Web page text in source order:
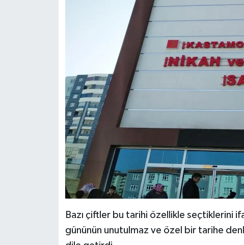
Bazı çiftler bu tarihi özellikle seçtiklerini
gününün unutulmaz ve özel bir tarihe